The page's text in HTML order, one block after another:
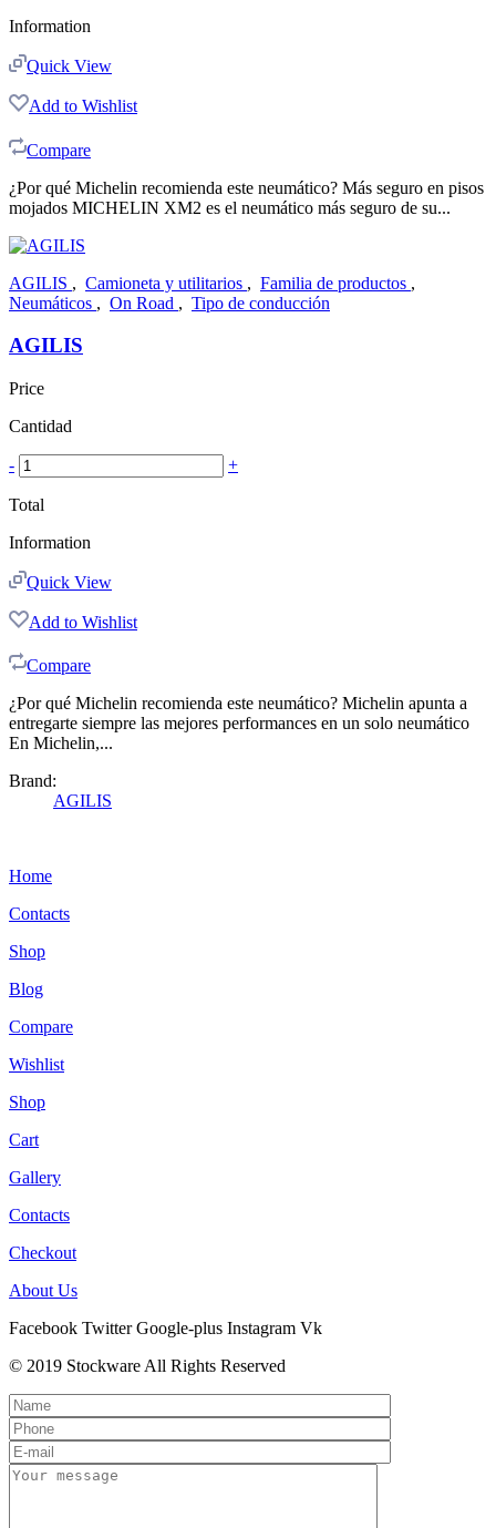
Information
Quick View
Add to Wishlist
Compare
¿Por qué Michelin recomienda este neumático? Más seguro en pisos
mojados MICHELIN XM2 es el neumático más seguro de su...
AGILIS , Camioneta y utilitarios , Familia de productos ,
Neumáticos , On Road , Tipo de conducción
AGILIS
Price
Cantidad
- +
Total
Information
Quick View
Add to Wishlist
Compare
¿Por qué Michelin recomienda este neumático? Michelin apunta a
entregarte siempre las mejores performances en un solo neumático
En Michelin,...
Brand:
AGILIS
Home
Contacts
Shop
Blog
Compare
Wishlist
Shop
Cart
Gallery
Contacts
Checkout
About Us
Facebook Twitter Google-plus Instagram Vk
© 2019 Stockware All Rights Reserved